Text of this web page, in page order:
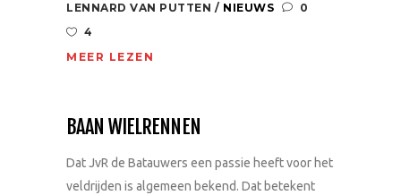
LENNARD VAN PUTTEN
NIEUWS
0
4
MEER LEZEN
BAAN WIELRENNEN
Dat JvR de Batauwers een passie heeft voor het
veldrijden is algemeen bekend. Dat betekent